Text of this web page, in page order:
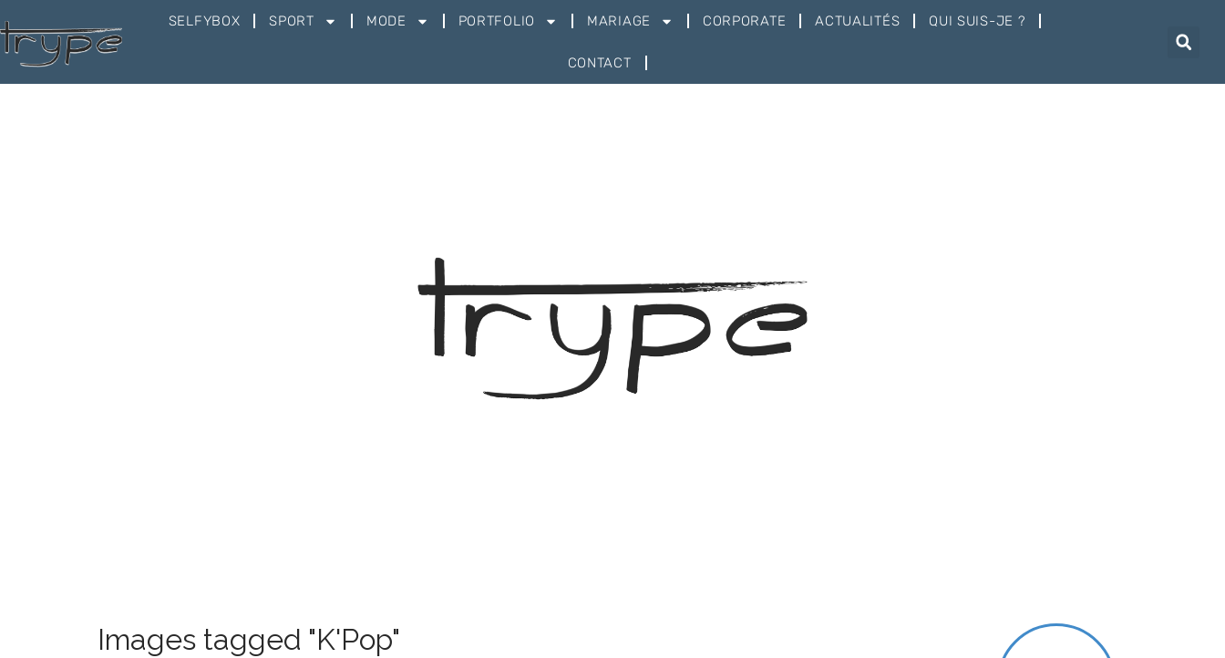
SELFYBOX SPORT MODE PORTFOLIO MARIAGE CORPORATE ACTUALITÉS QUI SUIS-JE ?
CONTACT
Images tagged "K'Pop"